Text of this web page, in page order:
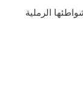
الرملية